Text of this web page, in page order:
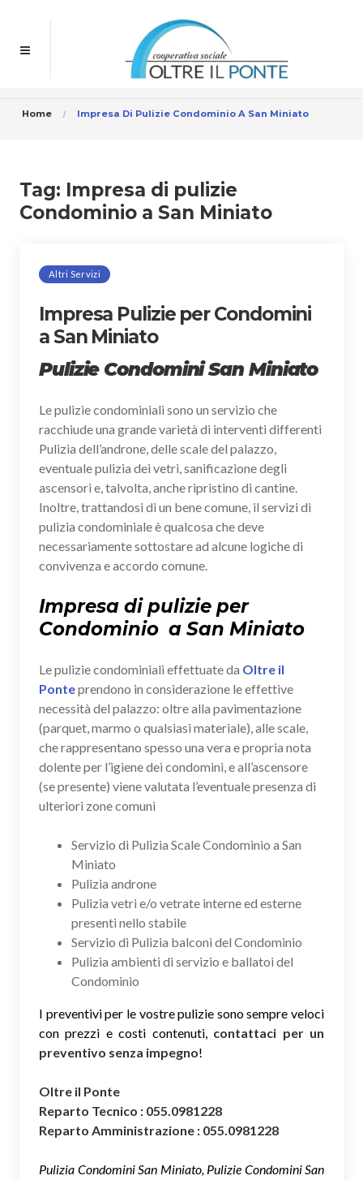
Home Impresa Di Pulizie Condominio A San Miniato
Tag: Impresa di pulizie
Condominio a San Miniato
Altri Servizi
Impresa Pulizie per Condomini
a San Miniato
Pulizie Condomini San Miniato
Le pulizie condominiali sono un servizio che
racchiude una grande varietà di interventi differenti
Pulizia dell’androne, delle scale del palazzo,
eventuale pulizia dei vetri, sanificazione degli
ascensori e, talvolta, anche ripristino di cantine.
Inoltre, trattandosi di un bene comune, il servizi di
pulizia condominiale è qualcosa che deve
necessariamente sottostare ad alcune logiche di
convivenza e accordo comune.
Impresa di pulizie per
Condominio a San Miniato
Le pulizie condominiali effettuate da Oltre il
Ponteprendono in considerazione le effettive
necessità del palazzo: oltre alla pavimentazione
(parquet, marmo o qualsiasi materiale), alle scale,
che rappresentano spesso una vera e propria nota
dolente per l’igiene dei condomini, e all’ascensore
(se presente) viene valutata l’eventuale presenza di
ulteriori zone comuni
Servizio di Pulizia Scale Condominio a San
Miniato
Pulizia androne
Pulizia vetri e/o vetrate interne ed esterne
presenti nello stabile
Servizio di Pulizia balconi del Condominio
Pulizia ambienti di servizio e ballatoi del
Condominio
I preventivi per le vostre pulizie sono sempre veloci
con prezzi e costi contenuti, contattaci per un
preventivo senza impegno!
Oltre il Ponte
Reparto Tecnico : 055.0981228
Reparto Amministrazione : 055.0981228
Pulizia Condomini San Miniato, Pulizie Condomini San